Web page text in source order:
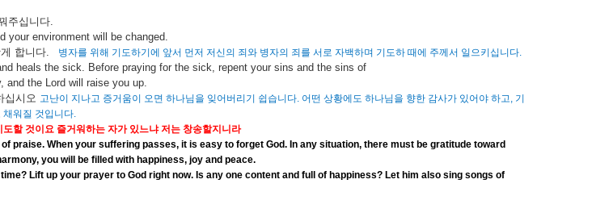
주십니다.
your environment will be changed.
합니다. 병자를 위해 기도하기에 앞서 먼저 저신의 죄와 병자의 죄를 서로 자백하며 기도하 때에 주께서 일으키십니다.
heals the sick. Before praying for the sick, repent your sins and the sins of
and the Lord will raise you up.
십시오 고난이 지나고 증거움이 오면 하나님을 잊어버리기 쉽습니다. 어떤 상황에도 하나님을 향한 감사가 있어야 하고, 기
채워질 것입니다.
도할 것이요 즐거워하는 자가 있느냐 저는 창송할지니라
praise. When your suffering passes, it is easy to forget God. In any situation, there must be gratitude toward
you will be filled with happiness, joy and peace.
Lift up your prayer to God right now. Is any one content and full of happiness? Let him also sing songs of